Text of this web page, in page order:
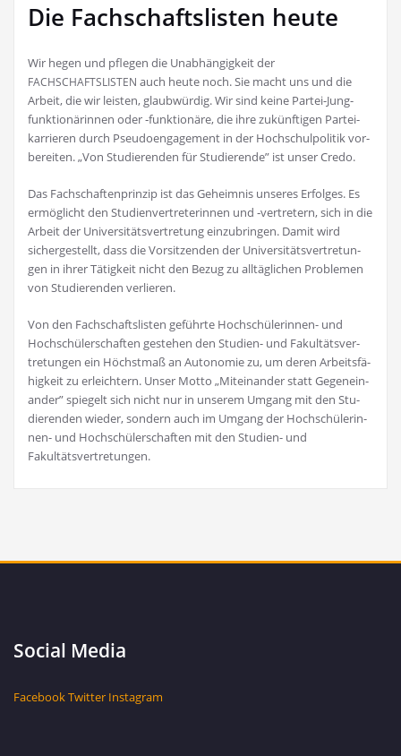
Die Fachschaftslisten heute
Wir hegen und pfle­gen die Unab­hän­gig­keit der
FACHSCHAFTSLISTEN auch heu­te noch. Sie macht uns und die
Arbeit, die wir leis­ten, glaub­wür­dig. Wir sind kei­ne Par­tei-Jung­
funk­tio­nä­rin­nen oder ‑funk­tio­nä­re, die ihre zukünf­ti­gen Par­tei­
kar­rie­ren durch Pseu­do­enga­ge­ment in der Hoch­schul­po­li­tik vor­
be­rei­ten. „Von Stu­die­ren­den für Stu­die­ren­de” ist unser Credo.
Das Fach­schaf­ten­prin­zip ist das Geheim­nis unse­res Erfol­ges. Es
ermög­licht den Stu­di­en­ver­tre­te­rin­nen und ‑ver­tre­tern, sich in die
Arbeit der Uni­ver­si­täts­ver­tre­tung ein­zu­brin­gen. Damit wird
sicher­ge­stellt, dass die Vor­sit­zen­den der Uni­ver­si­täts­ver­tre­tun­
gen in ihrer Tätig­keit nicht den Bezug zu all­täg­li­chen Pro­ble­men
von Stu­die­ren­den verlieren.
Von den Fach­schafts­lis­ten geführ­te Hoch­schü­le­rin­nen- und
Hoch­schü­ler­schaf­ten geste­hen den Stu­di­en- und Fakul­täts­ver­
tre­tun­gen ein Höchst­maß an Auto­no­mie zu, um deren Arbeits­fä­
hig­keit zu erleich­tern. Unser Mot­to „Mit­ein­an­der statt Gegen­ein­
an­der” spie­gelt sich nicht nur in unse­rem Umgang mit den Stu­
die­ren­den wie­der, son­dern auch im Umgang der Hoch­schü­le­rin­
nen- und Hoch­schü­ler­schaf­ten mit den Stu­di­en- und
Fakultätsvertretungen.
Social Media
FacebookTwitter Instagram